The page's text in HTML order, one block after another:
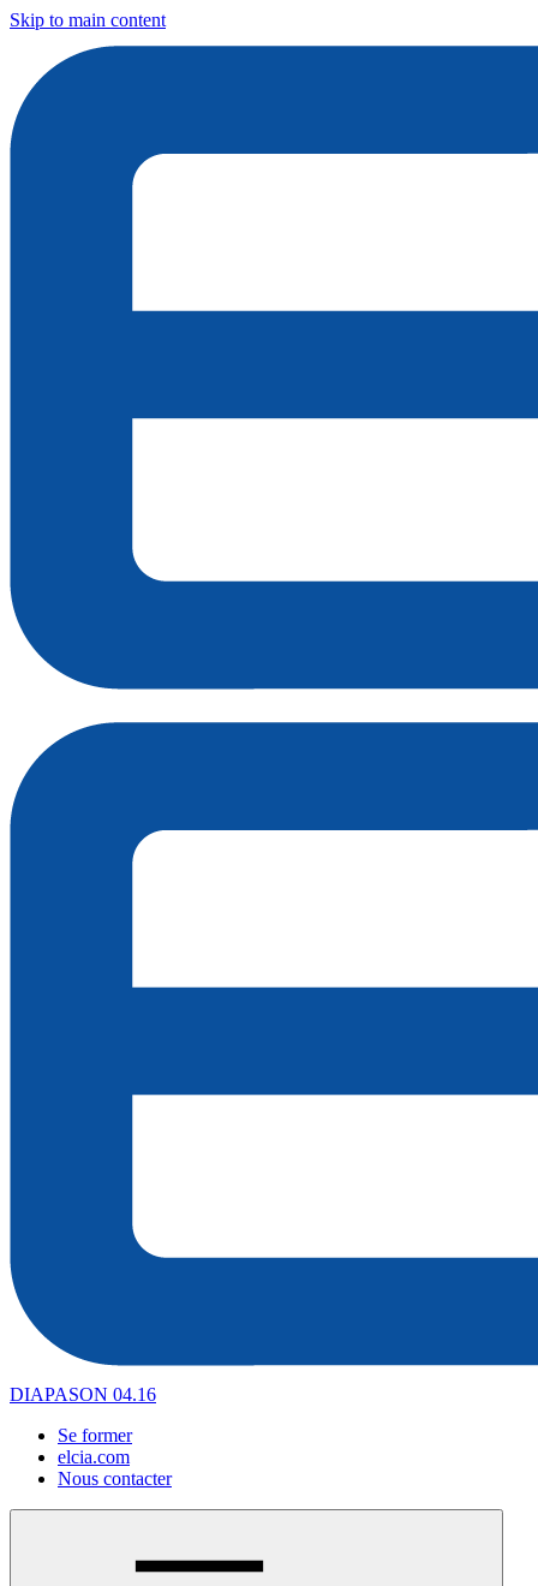
Skip to main content
DIAPASON 04.16
Se former
elcia.com
Nous contacter